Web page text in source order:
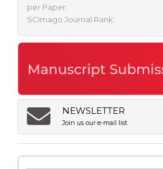
per Paper:
SCImago Journal Rank:
NEWSLETTER
Join us our e-mail list